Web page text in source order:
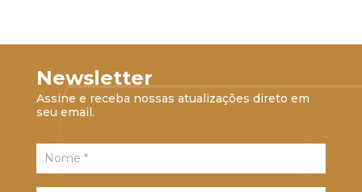
Newsletter
Assine e receba nossas atualizações direto em
seu email.